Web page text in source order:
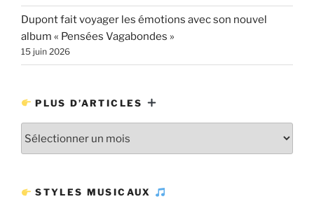
Dupont fait voyager les émotions avec son nouvel
album « Pensées Vagabondes »
15 juin 2026
PLUS D’ARTICLES
STYLES MUSICAUX